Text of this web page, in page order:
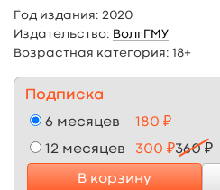
Год издания: 2020
Издательство: ВолгГМУ
Возрастная категория: 18+
Подписка
6 месяцев 180 ₽
12 месяцев 300 ₽360 ₽
В корзину